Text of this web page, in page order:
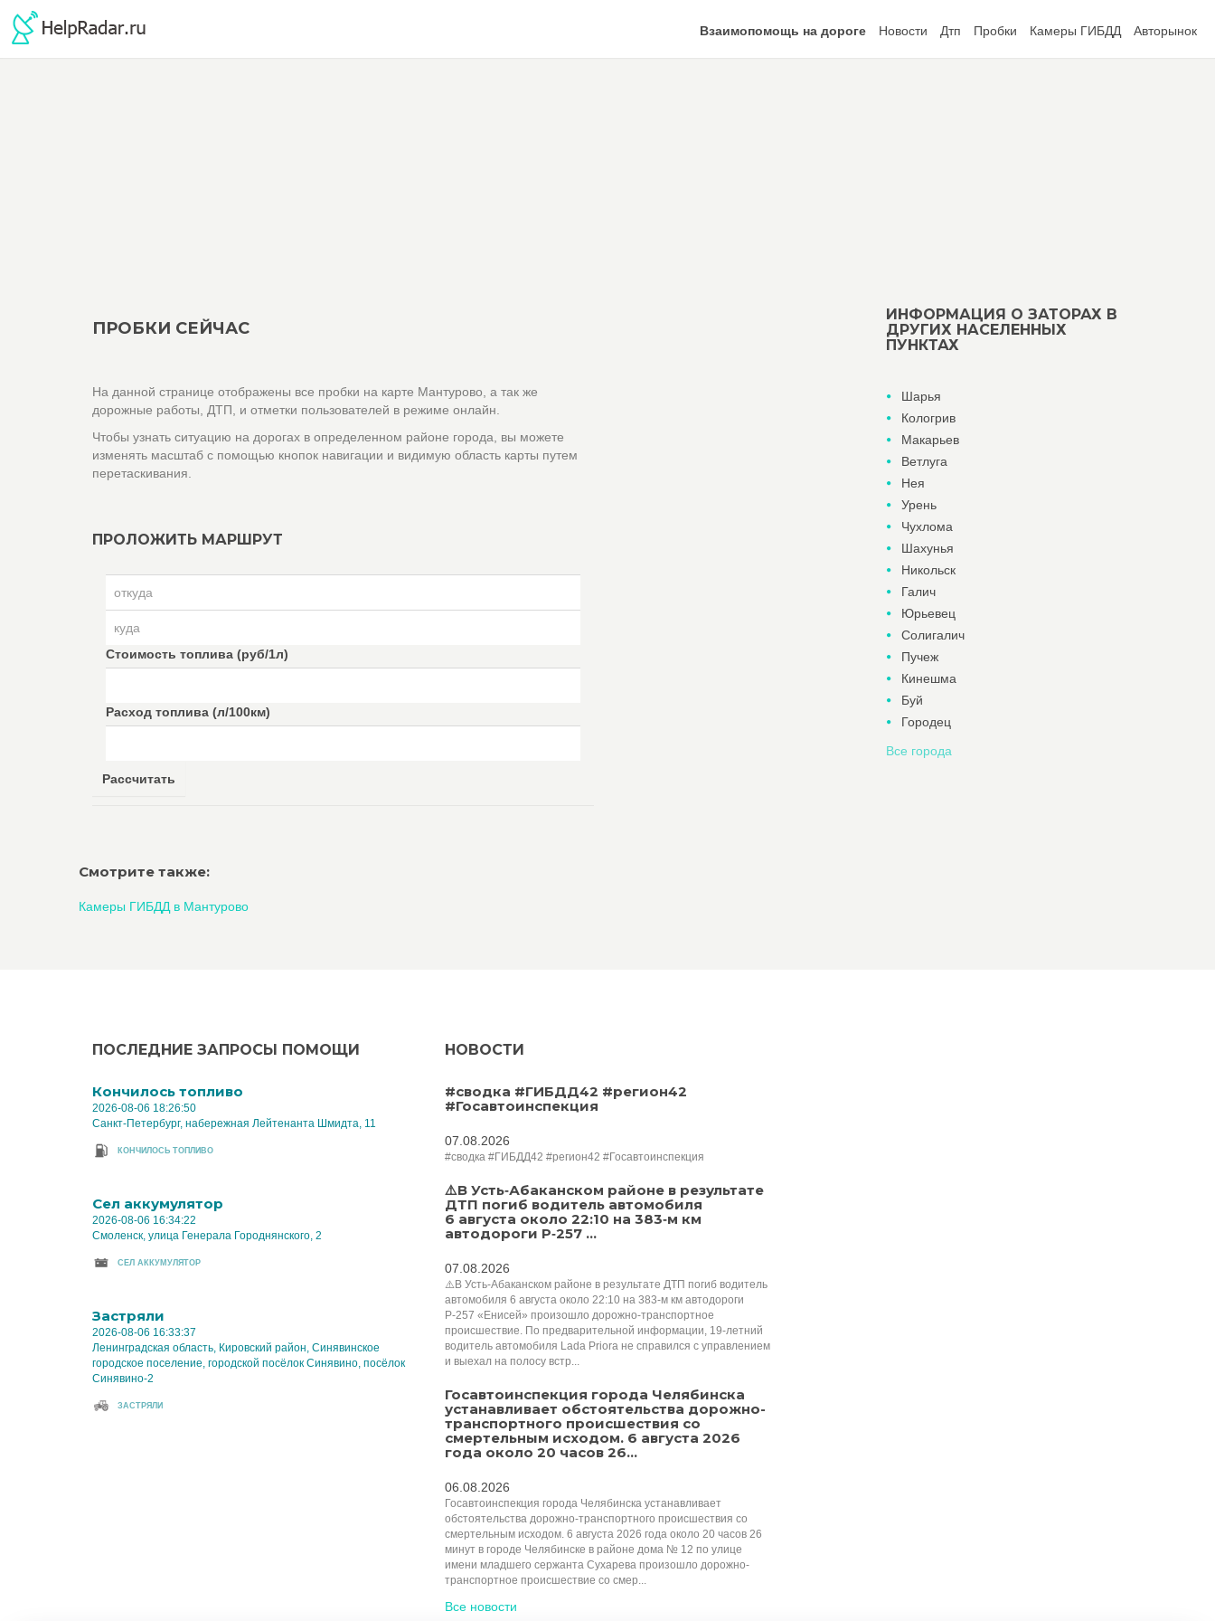
Взаимопомощь на дороге Новости Дтп Пробки Камеры ГИБДД Авторынок
ПРОБКИ СЕЙЧАС
На данной странице отображены все пробки на карте Мантурово, а так же
дорожные работы, ДТП, и отметки пользователей в режиме онлайн.
Чтобы узнать ситуацию на дорогах в определенном районе города, вы можете
изменять масштаб с помощью кнопок навигации и видимую область карты путем
перетаскивания.
ПРОЛОЖИТЬ МАРШРУТ
Стоимость топлива (руб/1л)
Расход топлива (л/100км)
Рассчитать
Смотрите также:
Камеры ГИБДД в Мантурово
ИНФОРМАЦИЯ О ЗАТОРАХ В
ДРУГИХ НАСЕЛЕННЫХ
ПУНКТАХ
Шарья
Кологрив
Макарьев
Ветлуга
Нея
Урень
Чухлома
Шахунья
Никольск
Галич
Юрьевец
Солигалич
Пучеж
Кинешма
Буй
Городец
Все города
ПОСЛЕДНИЕ ЗАПРОСЫ ПОМОЩИ
Кончилось топливо
2026-08-06 18:26:50
Санкт-Петербург, набережная Лейтенанта Шмидта, 11
КОНЧИЛОСЬ ТОПЛИВО
Cел аккумулятор
2026-08-06 16:34:22
Смоленск, улица Генерала Городнянского, 2
CЕЛ АККУМУЛЯТОР
Застряли
2026-08-06 16:33:37
Ленинградская область, Кировский район, Синявинское
городское поселение, городской посёлок Синявино, посёлок
Синявино-2
ЗАСТРЯЛИ
НОВОСТИ
#сводка #ГИБДД42 #регион42
#Госавтоинспекция
07.08.2026
#сводка #ГИБДД42 #регион42 #Госавтоинспекция
⚠️В Усть‑Абаканском районе в результате
ДТП погиб водитель автомобиля
6 августа около 22:10 на 383‑м км
автодороги Р‑257 ...
07.08.2026
⚠️В Усть‑Абаканском районе в результате ДТП погиб водитель
автомобиля 6 августа около 22:10 на 383‑м км автодороги
Р‑257 «Енисей» произошло дорожно‑транспортное
происшествие. По предварительной информации, 19‑летний
водитель автомобиля Lada Priora не справился с управлением
и выехал на полосу встр...
Госавтоинспекция города Челябинска
устанавливает обстоятельства дорожно-
транспортного происшествия со
смертельным исходом. 6 августа 2026
года около 20 часов 26...
06.08.2026
Госавтоинспекция города Челябинска устанавливает
обстоятельства дорожно-транспортного происшествия со
смертельным исходом. 6 августа 2026 года около 20 часов 26
минут в городе Челябинске в районе дома № 12 по улице
имени младшего сержанта Сухарева произошло дорожно-
транспортное происшествие со смер...
Все новости